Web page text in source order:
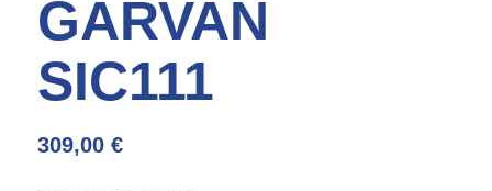
GARVAN
SIC111
309,00 €